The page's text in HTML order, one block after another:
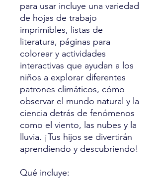
para usar incluye una variedad
de hojas de trabajo
imprimibles, listas de
literatura, páginas para
colorear y actividades
interactivas que ayudan a los
niños a explorar diferentes
patrones climáticos, cómo
observar el mundo natural y la
ciencia detrás de fenómenos
como el viento, las nubes y la
lluvia. ¡Tus hijos se divertirán
aprendiendo y descubriendo!
Qué incluye: